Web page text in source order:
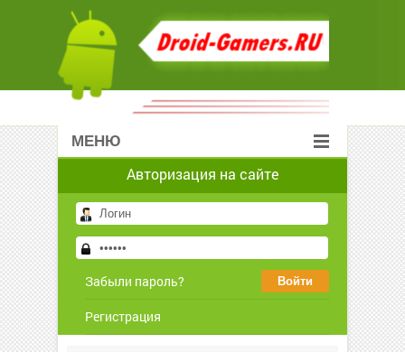
МЕНЮ
Авторизация на сайте
Забыли пароль?
Регистрация